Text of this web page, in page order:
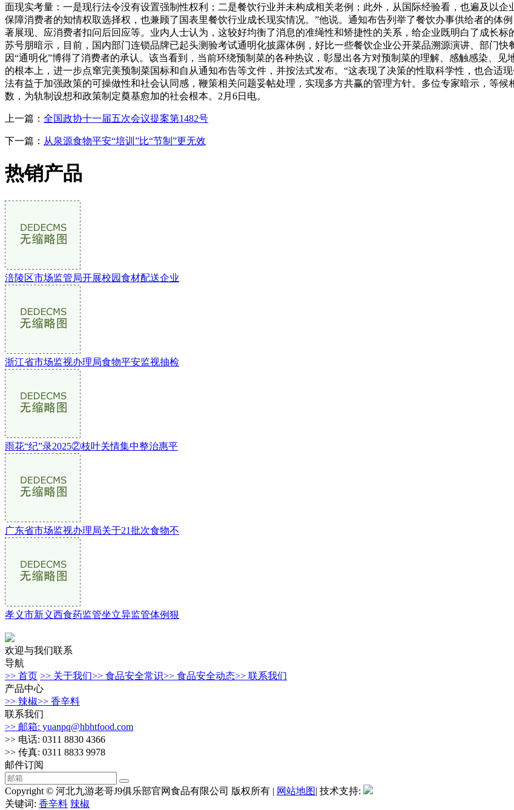
面现实考量：一是现行法令没有设置强制性权利；二是餐饮行业并未构成相关老例；此外，从国际经验看，也遍及以
保障消费者的知情权取选择权，也兼顾了国表里餐饮行业成长现实情况。”他说。通知布告列举了餐饮办事供给者的体
著展现、应消费者扣问后回应等。业内人士认为，这较好均衡了消息的准绳性和矫捷性的关系，给企业既明白了成长
苏号朋暗示，目前，国内部门连锁品牌已起头测验考试通明化披露体例，好比一些餐饮企业公开菜品溯源演讲、部门
因“通明化”博得了消费者的承认。该当看到，当前环绕预制菜的各种热议，彰显出各方对预制菜的理解、感触感染、
的根本上，进一步点窜完美预制菜国标和自从通知布告等文件，并按法式发布。“这表现了决策的性取科学性，也合适
法有益于加强政策的可操做性和社会认同感，鞭策相关问题妥帖处理，实现多方共赢的管理方针。多位专家暗示，等
数，为轨制设想和政策制定奠基愈加的社会根本。2月6日电。
上一篇： 全国政协十一届五次会议提案第1482号
下一篇： 从泉源食物平安“培训”比“节制”更无效
热销产品
涪陵区市场监管局开展校园食材配送企业
浙江省市场监视办理局食物平安监视抽检
雨花“纪”录2025②枝叶关情集中整治惠平
广东省市场监视办理局关于21批次食物不
孝义市新义西食药监管坐立异监管体例狠
欢迎与我们联系
导航
>> 首页 >> 关于我们>> 食品安全常识>> 食品安全动态>> 联系我们
产品中心
>> 辣椒>> 香辛料
联系我们
>> 邮箱: yuanpq@hbhtfood.com
>> 电话: 0311 8830 4366
>> 传真: 0311 8833 9978
邮件订阅
Copyright © 河北九游老哥J9俱乐部官网食品有限公司 版权所有 | 网站地图| 技术支持:
关键词: 香辛料 辣椒